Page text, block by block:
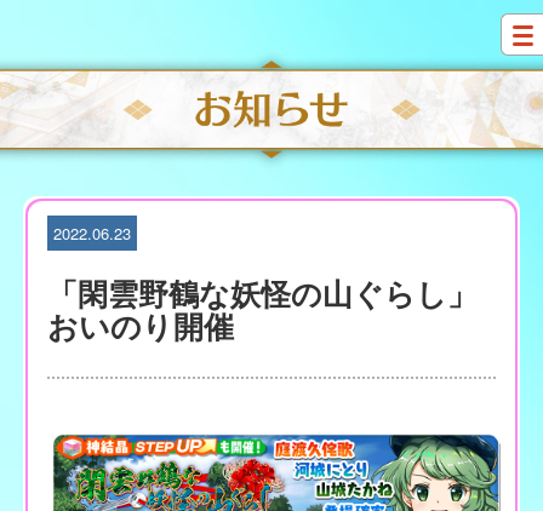
i
p
t
o
c
2022.06.23
「閑雲野鶴な妖怪の山ぐらし」
おいのり開催